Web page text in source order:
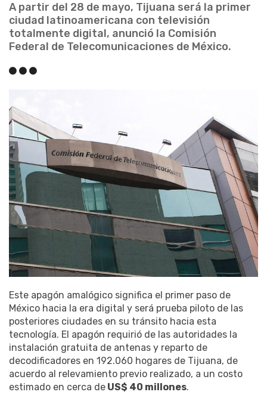
A partir del 28 de mayo, Tijuana será la primer
ciudad latinoamericana con televisión
totalmente digital, anunció la Comisión
Federal de Telecomunicaciones de México.
Este apagón amalógico significa el primer paso de
México hacia la era digital y será prueba piloto de las
posteriores ciudades en su tránsito hacia esta
tecnología. El apagón requirió de las autoridades la
instalación gratuita de antenas y reparto de
decodificadores en 192.060 hogares de Tijuana, de
acuerdo al relevamiento previo realizado, a un costo
estimado en cerca de US$ 40 millones.